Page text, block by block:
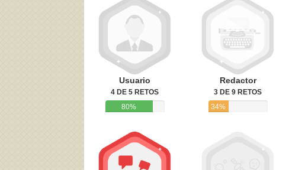
Acepto losTérminos de uso Política de privacidad
Usuario
4 DE 5 RETOS
80%
Redactor
3 DE 9 RETOS
34%